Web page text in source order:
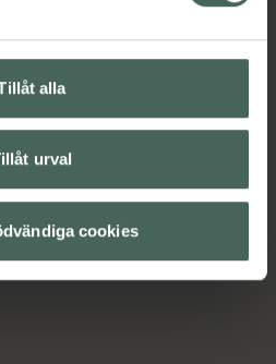
alla
urval
cookies